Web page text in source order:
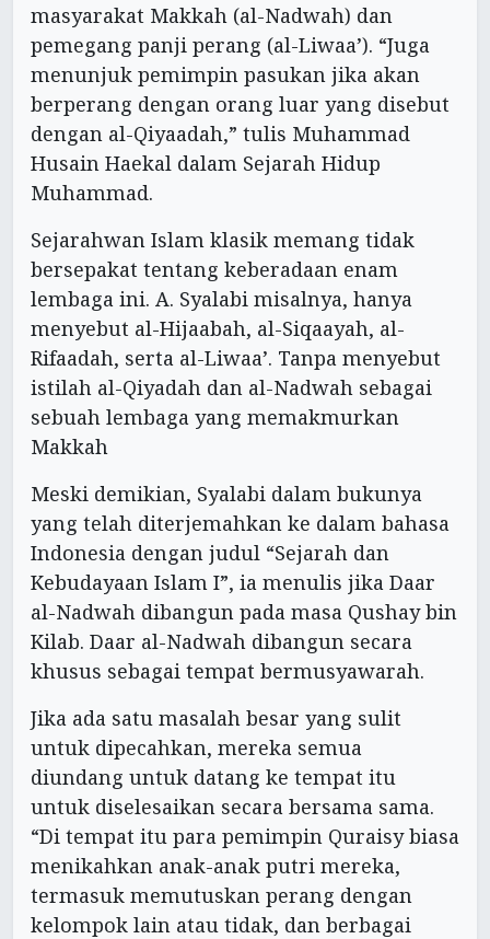
masyarakat Makkah (al-Nadwah) dan
pemegang panji perang (al-Liwaa’). “Juga
menunjuk pemimpin pasukan jika akan
berperang dengan orang luar yang disebut
dengan al-Qiyaadah,” tulis Muhammad
Husain Haekal dalam Sejarah Hidup
Muhammad.
Sejarahwan Islam klasik memang tidak
bersepakat tentang keberadaan enam
lembaga ini. A. Syalabi misalnya, hanya
menyebut al-Hijaabah, al-Siqaayah, al-
Rifaadah, serta al-Liwaa’. Tanpa menyebut
istilah al-Qiyadah dan al-Nadwah sebagai
sebuah lembaga yang memakmurkan
Makkah
Meski demikian, Syalabi dalam bukunya
yang telah diterjemahkan ke dalam bahasa
Indonesia dengan judul “Sejarah dan
Kebudayaan Islam I”, ia menulis jika Daar
al-Nadwah dibangun pada masa Qushay bin
Kilab. Daar al-Nadwah dibangun secara
khusus sebagai tempat bermusyawarah.
Jika ada satu masalah besar yang sulit
untuk dipecahkan, mereka semua
diundang untuk datang ke tempat itu
untuk diselesaikan secara bersama sama.
“Di tempat itu para pemimpin Quraisy biasa
menikahkan anak-anak putri mereka,
termasuk memutuskan perang dengan
kelompok lain atau tidak, dan berbagai